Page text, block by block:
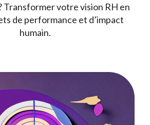
Transformer votre vision RH en
de performance et d’impact
humain.